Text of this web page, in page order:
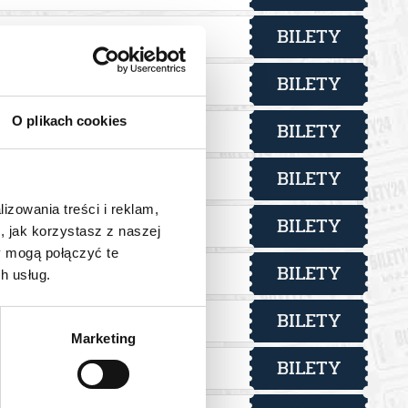
O plikach cookies
treści i reklam,
jak korzystasz z naszej
połączyć te
usług.
Marketing
BILETY
BILETY
BILETY
BILETY
od 27,00 pln BILETY
BILETY
BILETY
od 27,00 pln BILETY